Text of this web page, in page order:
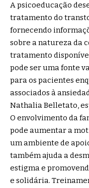
A psicoeducação
tratamento do
fornecendo
sobre a natureza da
tratamento
pode ser uma fonte
para os pacientes
associados à
Nathalia Belletato,
O envolvimento da
pode aumentar a
um ambiente de
também ajuda a
estigma e
e solidária.